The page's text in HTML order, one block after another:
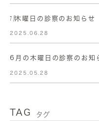
㋆木曜日の診察のお知らせ
2025.06.28
6月の木曜日の診察のお知
2025.05.28
TAG タグ